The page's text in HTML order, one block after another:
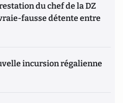
du chef de la DZ
fausse détente entre
incursion régalienne